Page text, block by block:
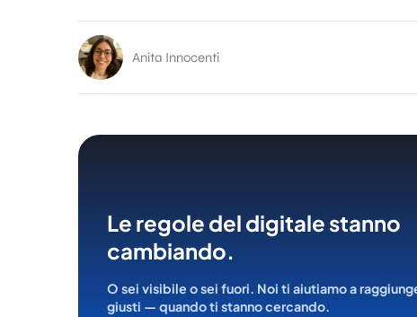
Anita Innocenti
Le regole del digitale stanno
cambiando.
O sei visibile o sei fuori. Noi ti aiutiamo a
giusti — quando ti stanno cercando.